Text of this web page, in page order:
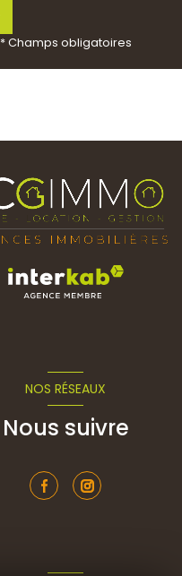
* Champs obligatoires
NOS RÉSEAUX
Nous suivre